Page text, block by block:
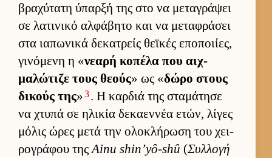
βραχύτατη ύπαρξή της στο να μεταγράψει
σε λατινικό αλ­φάβητο και να μεταφράσει
στα ια­πωνικά δεκατρείς θεϊκές εποποι­ίες,
γινόμενη η «νεαρή κοπέλα που αιχ­
μαλώτιζε τους θεούς» ως «δώρο στους
δικούς της»3. Η καρ­διά της σταμάτησε
να χτυπά σε ηλικία δεκαεν­νέα ετών, λίγες
μόλις ώρες μετά την ολοκλήρωση του χει­
ρογράφου τηςAinu shin’yô-shû (Συλ­λογή